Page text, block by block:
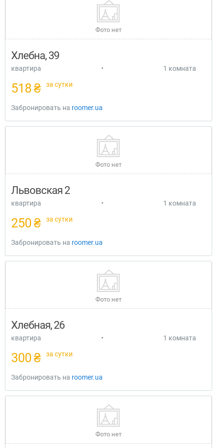
Фото нет
Хлебна, 39
квартира • 1 комната
518 ₴ за сутки
Забронировать на roomer.ua
Фото нет
Львовская 2
квартира • 1 комната
250 ₴ за сутки
Забронировать на roomer.ua
Фото нет
Хлебная, 26
квартира • 1 комната
300 ₴ за сутки
Забронировать на roomer.ua
Фото нет